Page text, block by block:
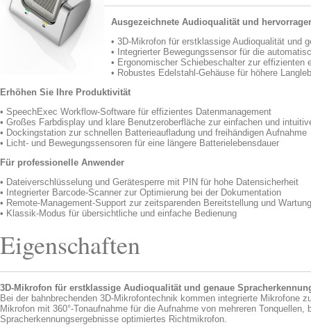
Ausgezeichnete Audioqualität und
• 3D-Mikrofon für erstklassige Audioqualität und
• Integrierter Bewegungssensor für die
• Ergonomischer Schiebeschalter zur effizienten
• Robustes Edelstahl-Gehäuse für höhere
Erhöhen Sie Ihre Produktivität
• SpeechExec Workflow-Software für effizientes Datenmanagement
• Großes Farbdisplay und klare Benutzeroberfläche zur einfachen und
• Dockingstation zur schnellen Batterieaufladung und freihändigen Aufnahme
• Licht- und Bewegungssensoren für eine längere Batterielebensdauer
Für professionelle Anwender
• Dateiverschlüsselung und Gerätesperre mit PIN für hohe Datensicherheit
• Integrierter Barcode-Scanner zur Optimierung bei der Dokumentation
• Remote-Management-Support zur zeitsparenden Bereitstellung und Wartung
• Klassik-Modus für übersichtliche und einfache Bedienung
Eigenschaften
3D-Mikrofon für erstklassige Audioqualität und genaue
Bei der bahnbrechenden 3D-Mikrofontechnik kommen integrierte
Mikrofon mit 360°-Tonaufnahme für die Aufnahme von mehreren
Spracherkennungsergebnisse optimiertes Richtmikrofon.